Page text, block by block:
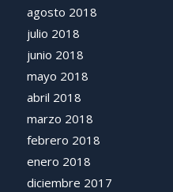
agosto 2018
julio 2018
junio 2018
mayo 2018
abril 2018
marzo 2018
febrero 2018
enero 2018
diciembre 2017